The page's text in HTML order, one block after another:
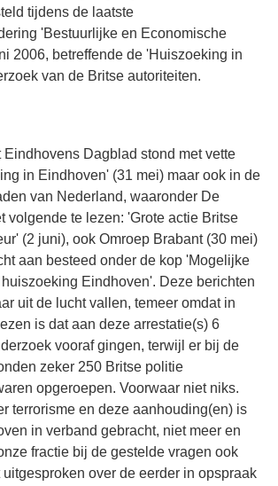
tijdens de laatste
'Bestuurlijke en Economische
2006, betreffende de 'Huiszoeking in
van de Britse autoriteiten.
Eindhovens Dagblad stond met vette
in Eindhoven' (31 mei) maar ook in de
van Nederland, waaronder De
volgende te lezen: 'Grote actie Britse
(2 juni), ook Omroep Brabant (30 mei)
aan besteed onder de kop 'Mogelijke
Eindhoven'. Deze berichten
uit de lucht vallen, temeer omdat in
is dat aan deze arrestatie(s) 6
vooraf gingen, terwijl er bij de
zeker 250 Britse politie
opgeroepen. Voorwaar niet niks.
terrorisme en deze aanhouding(en) is
in verband gebracht, niet meer en
fractie bij de gestelde vragen ook
uitgesproken over de eerder in opspraak